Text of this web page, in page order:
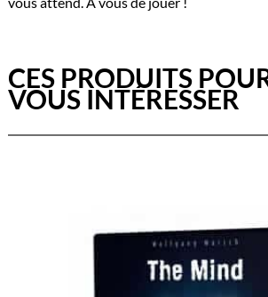
CES PRODUITS
VOUS INTÉRESSER